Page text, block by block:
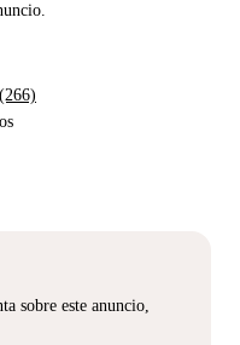
sobre este anuncio,